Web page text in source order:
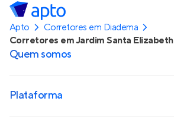
Apto
Corretores em Diadema
Corretores em Jardim Santa Elizabeth
Quem somos
Plataforma